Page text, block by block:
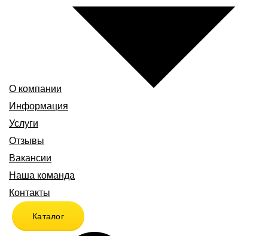
О компании
Информация
Услуги
Отзывы
Вакансии
Наша команда
Контакты
Каталог